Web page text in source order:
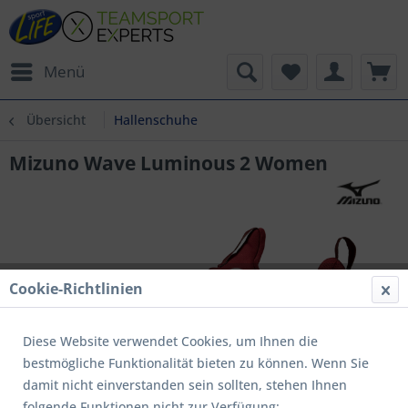
Menü
Übersicht Hallenschuhe
Mizuno Wave Luminous 2 Women
Cookie-Richtlinien
Diese Website verwendet Cookies, um Ihnen die
bestmögliche Funktionalität bieten zu können. Wenn Sie
damit nicht einverstanden sein sollten, stehen Ihnen